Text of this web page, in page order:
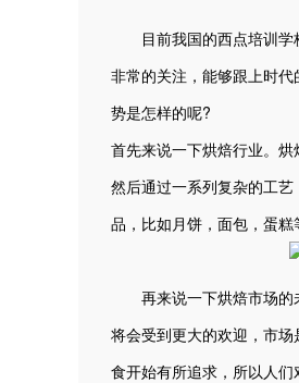
目前我国的西点培训学
非常的关注，能够跟上时
势是怎样的呢?
首先来说一下烘焙行业。
然后通过一系列复杂的工
品，比如月饼，面包，蛋糕
再来说一下烘焙市场的
将会受到更大的欢迎，市
食开始有所追求，所以人们